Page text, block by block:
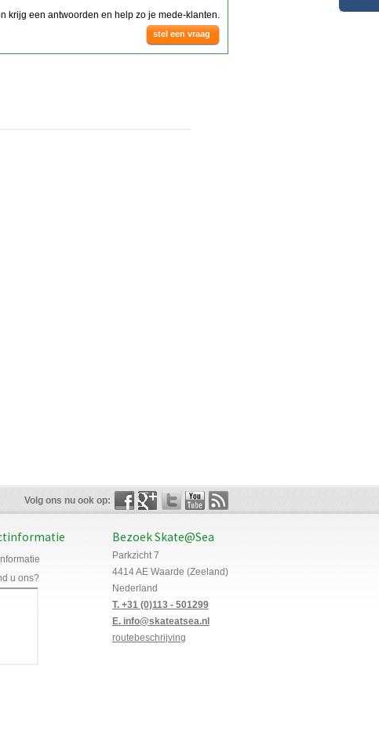
krijg een antwoorden en help zo je mede-klanten.
stel een vraag
Volg ons nu ook op:
u ons?
Bezoek Skate@Sea
Parkzicht 7
4414 AE Waarde (Zeeland)
Nederland
T. +31 (0)113 - 501299
E. info@skateatsea.nl
routebeschrijving